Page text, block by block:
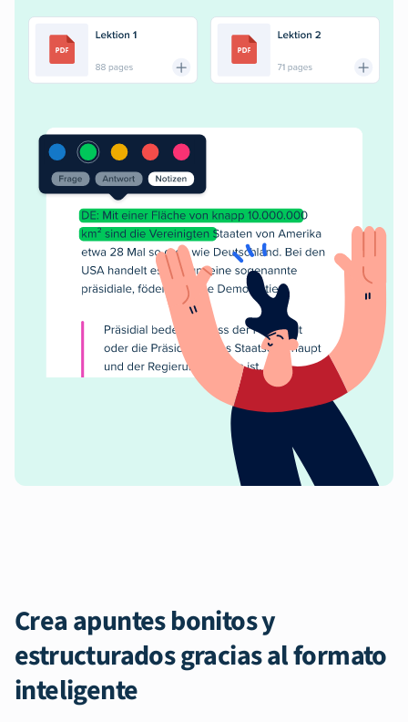
Crea apuntes bonitos y
estructurados gracias al formato
inteligente